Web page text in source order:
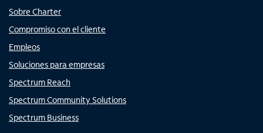
Sobre Charter
Compromiso con el cliente
Empleos
Soluciones para empresas
Spectrum Reach
Spectrum Community Solutions
Spectrum Business